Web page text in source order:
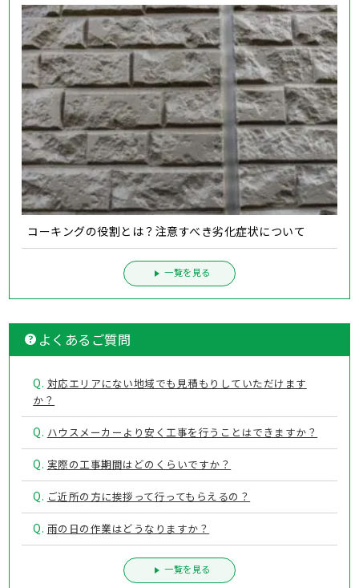
コーキングの役割とは？注意すべき劣化症状について
一覧を見る
よくあるご質問
Q. 対応エリアにない地域でも見積もりしていただけます
か？
Q. ハウスメーカーより安く工事を行うことはできますか？
Q. 実際の工事期間はどのくらいですか？
Q. ご近所の方に挨拶って行ってもらえるの？
Q. 雨の日の作業はどうなりますか？
一覧を見る